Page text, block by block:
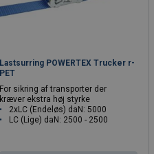
Lastsurring POWERTEX Trucker r-
PET
For sikring af transporter der
kræver ekstra høj styrke
2xLC (Endeløs) daN: 5000
LC (Lige) daN: 2500 - 2500